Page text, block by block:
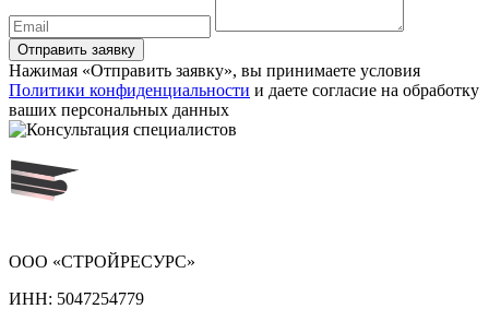
Отправить заявку
Нажимая «Отправить заявку», вы принимаете условия
Политики конфиденциальности и даете согласие на обработку
ваших персональных данных
ООО «СТРОЙРЕСУРС»
ИНН: 5047254779